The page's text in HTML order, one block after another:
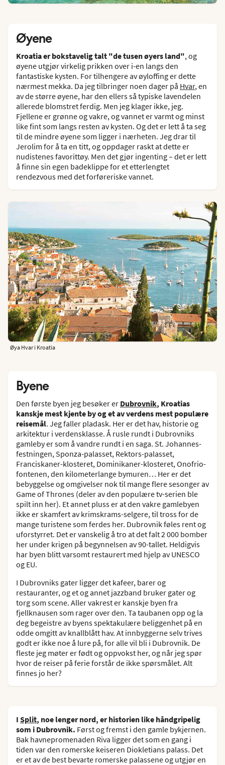
Øyene
Kroatia er bokstavelig talt "de tusen øyers land", og
øyene utgjør virkelig prikken over i-en langs den
fantastiske kysten. For tilhengere av øyloffing er dette
nærmest mekka. Da jeg tilbringer noen dager på Hvar, en
av de større øyene, har den ellers så typiske lavendelen
allerede blomstret ferdig. Men jeg klager ikke, jeg.
Fjellene er grønne og vakre, og vannet er varmt og minst
like fint som langs resten av kysten. Og det er lett å ta seg
til de mindre øyene som ligger i nærheten. Jeg drar til
Jerolim for å ta en titt, og oppdager raskt at dette er
nudistenes favorittøy. Men det gjør ingenting – det er lett
å finne sin egen badeklippe for et etterlengtet
rendezvous med det forføreriske vannet.
Øya Hvar i Kroatia
Byene
Den første byen jeg besøker er Dubrovnik, Kroatias
kanskje mest kjente by og et av verdens mest populære
reisemål. Jeg faller pladask. Her er det hav, historie og
arkitektur i verdensklasse. Å rusle rundt i Dubrovniks
gamleby er som å vandre rundt i en saga. St. Johannes-
festningen, Sponza-palasset, Rektors-palasset,
Franciskaner-klosteret, Dominikaner-klosteret, Onofrio-
fontenen, den kilometerlange bymuren… Her er det
bebyggelse og omgivelser nok til mange flere sesonger av
Game of Thrones (deler av den populære tv-serien ble
spilt inn her). Et annet pluss er at den vakre gamlebyen
ikke er skamfert av krimskrams-selgere, til tross for de
mange turistene som ferdes her. Dubrovnik føles rent og
uforstyrret. Det er vanskelig å tro at det falt 2 000 bomber
her under krigen på begynnelsen av 90-tallet. Heldigvis
har byen blitt varsomt restaurert med hjelp av UNESCO
og EU.
I Dubrovniks gater ligger det kafeer, barer og
restauranter, og et og annet jazzband bruker gater og
torg som scene. Aller vakrest er kanskje byen fra
fjellknausen som rager over den. Ta taubanen opp og la
deg begeistre av byens spektakulære beliggenhet på en
odde omgitt av knallblått hav. At innbyggerne selv trives
godt er ikke noe å lure på, for alle vil bli i Dubrovnik. De
fleste jeg møter er født og oppvokst her, og når jeg spør
hvor de reiser på ferie forstår de ikke spørsmålet. Alt
finnes jo her?
I Split, noe lenger nord, er historien like håndgripelig
som i Dubrovnik. Først og fremst i den gamle bykjernen.
Bak havnepromenaden Riva ligger det som en gang i
tiden var den romerske keiseren Diokletians palass. Det
er et av de best bevarte romerske palassene og utgjør en